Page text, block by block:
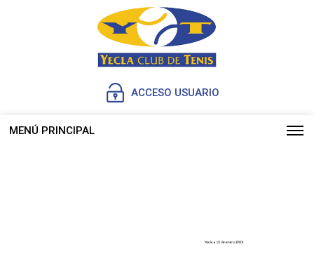
ACCESO USUARIO
MENÚ PRINCIPAL